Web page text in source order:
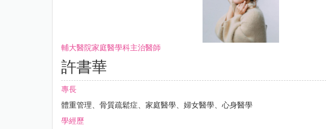
輔大醫院家庭醫學科主治醫師
許書華
專長
體重管理、骨質疏鬆症、家庭醫學、婦女醫學、心身醫學
學經歷